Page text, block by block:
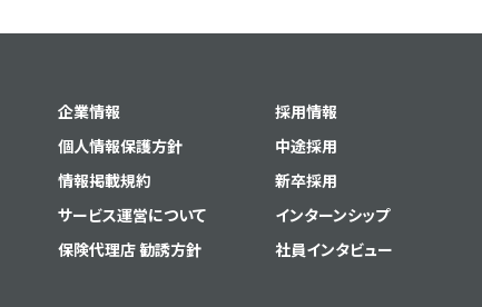
企業情報
個人情報保護方針
情報掲載規約
サービス運営について
保険代理店 勧誘方針
採用情報
中途採用
新卒採用
インターンシップ
社員インタビュー